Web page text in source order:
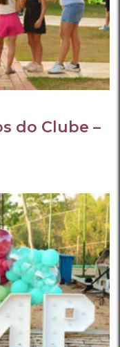
do Clube –